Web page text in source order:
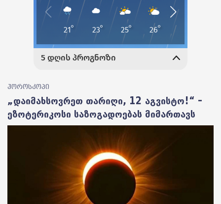
ჰოროსკოპი
„დაიმახსოვრეთ თარიღი, 12 აგვისტო!“ –
ეზოტერიკოსი საზოგადოებას მიმართავს